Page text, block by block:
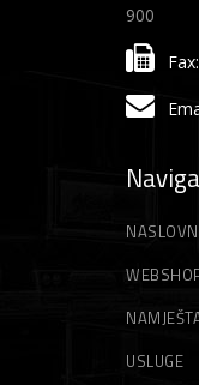
900
Fax:
USLUGE